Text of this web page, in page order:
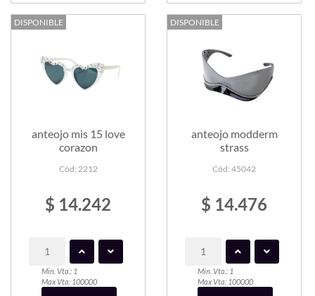
DISPONIBLE
anteojo mis 15 love
corazon
Cód: 2212
$ 14.242
Min. Vta.: 1
Max Vta: 100000
DISPONIBLE
anteojo modderm
strass
Cód: 45042
$ 14.476
Min. Vta.: 1
Max Vta: 100000